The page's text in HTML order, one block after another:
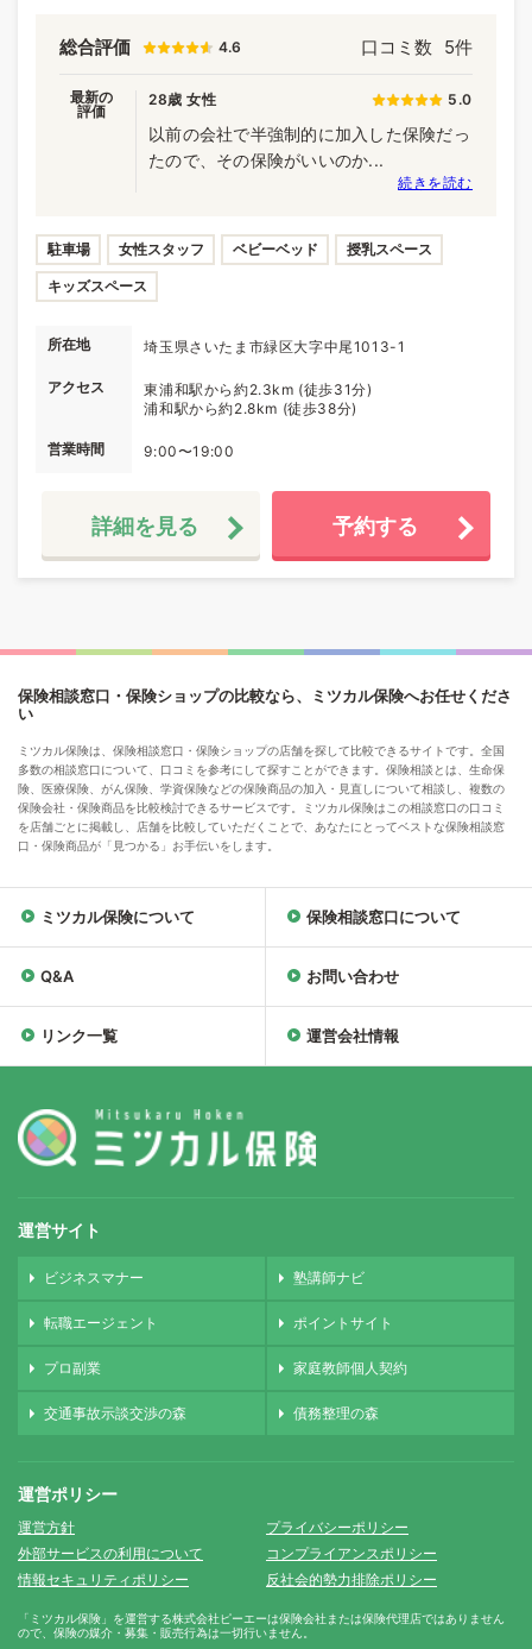
総合評価 4.6 口コミ数 5件
最新の
評価
28歳 女性 5.0
以前の会社で半強制的に加入した保険だっ
たので、その保険がいいのか...
続きを読む
駐車場 女性スタッフ ベビーベッド 授乳スペース
キッズスペース
所在地 埼玉県さいたま市緑区大字中尾1013-1
アクセス
東浦和駅から約2.3km (徒歩31分)
浦和駅から約2.8km (徒歩38分)
営業時間 9:00〜19:00
詳細を見る 予約する
保険相談窓口・保険ショップの比較なら、ミツカル保険へお任せくださ
い
ミツカル保険は、保険相談窓口・保険ショップの店舗を探して比較できるサイトです。全国
多数の相談窓口について、口コミを参考にして探すことができます。保険相談とは、生命保
険、医療保険、がん保険、学資保険などの保険商品の加入・見直しについて相談し、複数の
保険会社・保険商品を比較検討できるサービスです。ミツカル保険はこの相談窓口の口コミ
を店舗ごとに掲載し、店舗を比較していただくことで、あなたにとってベストな保険相談窓
口・保険商品が「見つかる」お手伝いをします。
ミツカル保険について 保険相談窓口について
Q&A お問い合わせ
リンク一覧 運営会社情報
運営サイト
ビジネスマナー 塾講師ナビ
転職エージェント ポイントサイト
プロ副業 家庭教師個人契約
交通事故示談交渉の森 債務整理の森
運営ポリシー
運営方針
プライバシーポリシー
外部サービスの利用について
コンプライアンスポリシー
情報セキュリティポリシー
反社会的勢力排除ポリシー
「ミツカル保険」を運営する株式会社ピーエーは保険会社または保険代理店ではありません
ので、保険の媒介・募集・販売行為は一切行いません。